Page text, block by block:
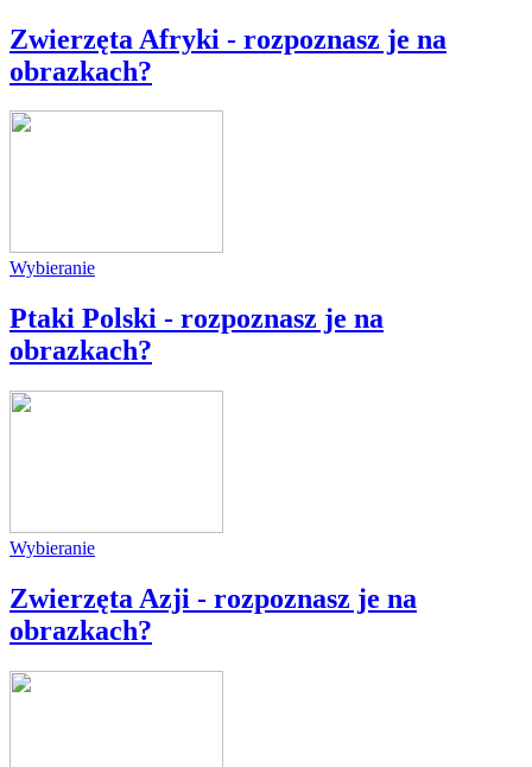
Zwierzęta Afryki - rozpoznasz je na
obrazkach?
Wybieranie
Ptaki Polski - rozpoznasz je na
obrazkach?
Wybieranie
Zwierzęta Azji - rozpoznasz je na
obrazkach?